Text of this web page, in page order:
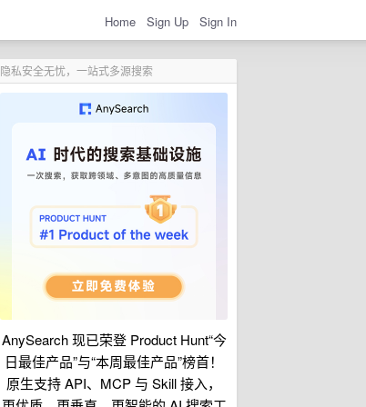
Home Sign Up Sign In
隐私安全无忧，一站式多源搜索
AnySearch 现已荣登 Product Hunt“今
日最佳产品”与“本周最佳产品”榜首！
原生支持 API、MCP 与 Skill 接入，